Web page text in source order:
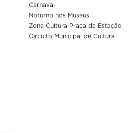
Carnaval
Noturno nos Museus
Zona Cultura Praça da Estação
Circuito Municipal de Cultura